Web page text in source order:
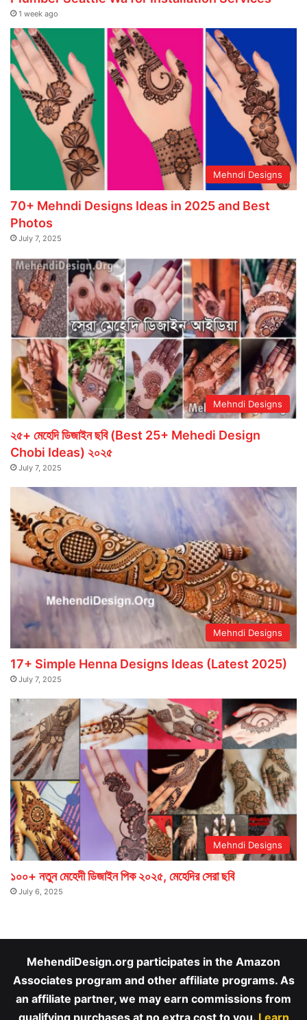
1 week ago
Mehndi Designs
70+ Mehndi Designs Ideas in 2025 and Best
Photos
July 7, 2025
Mehndi Designs
২৫+ মেহেদি ডিজাইন ছবি (Best 25+ Mehedi Design
Chobi Ideas) ২০২৫
July 7, 2025
Mehndi Designs
17+ Simple Henna Designs Ideas (Latest 2025)
July 7, 2025
Mehndi Designs
১০০+ নতুন মেহেদী ডিজাইন পিক ২০২৫, মেহেদির সেরা ছবি
July 6, 2025
MehendiDesign.org participates in the Amazon
Associates program and other affiliate programs. As
an affiliate partner, we may earn commissions from